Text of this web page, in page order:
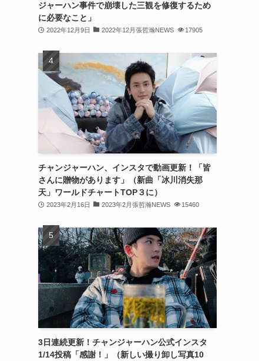
(31)
(31)
(31)
(32)
(30)
(32)
(31)
(28)
(32)
(31)
(30)
(32)
(30)
(32)
(32)
ジャーハン事件で崩壊した三観を修復するため
に必要なこと」
2022年12月9日 2022年12月張哲瀚NEWS 17905
チャンジャーハン、インスタで動画更新！「皆
さんに贈物があります」（新曲「冰川消失那
天」ワールドチャートTOP３に）
2023年2月16日 2023年2月張哲瀚NEWS 15460
3日連続更新！チャンジャーハン公式インスタ
1/14投稿「感謝！」（新しい撮り卸し写真10